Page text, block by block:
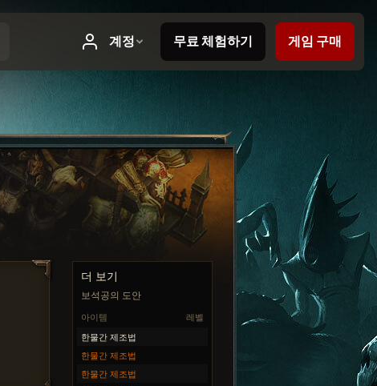
더 보기
보석공의 도안
레벨
아이템
한물간 제조법
한물간 제조법
한물간 제조법